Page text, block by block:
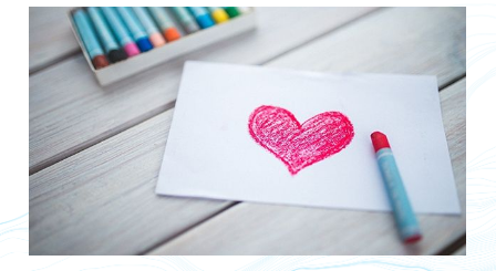
Bildergalerie überspringen